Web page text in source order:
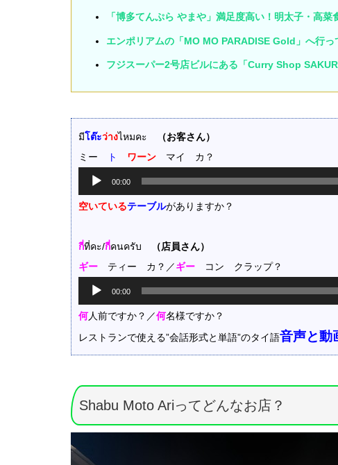
「博多てんぷら やまや」満足度高い！明太子・高
エンポリアムの「MO MO PARADISE Gold」へ行
フジスーパー2号店ビルにある「Curry Shop
มีโต๊ะว่างไหมคะ
（お客さん）
ミー
ト ワーン
マイ カ？
プ
レ
ヤ
00:00
空いているテーブルがありますか？
กี่ที่คะ/กี่คนครับ
（店員さん）
ギー ティー カ？／ギー コン クラップ？
プ
レ
ー
ヤ
00:00
何人前ですか？／何名様ですか？
レストランで使える”会話形式と単語”のタイ語音声と動
Shabu Moto Ariってどんなお店？